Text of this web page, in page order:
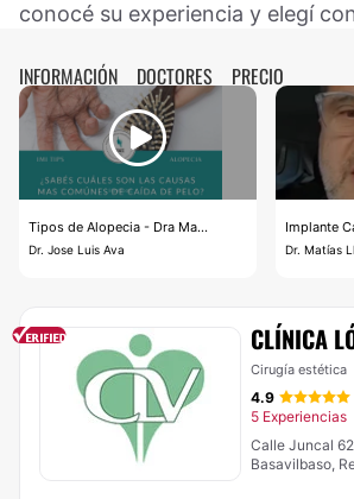
conocé su experiencia y elegí
INFORMACIÓN DOCTORES PRECIO
Tipos de Alopecia - Dra Ma...
Dr. Jose Luis Ava
Implante
Dr. Matías
CLÍNICA
Cirugía estética
4.9
5 Experiencias
Calle Juncal
Basavilbaso,